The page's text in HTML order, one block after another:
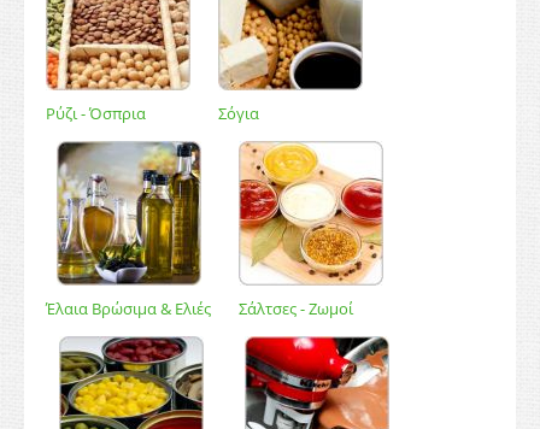
Ρύζι - Όσπρια Σόγια
Έλαια Βρώσιμα & Ελιές Σάλτσες - Ζωμοί